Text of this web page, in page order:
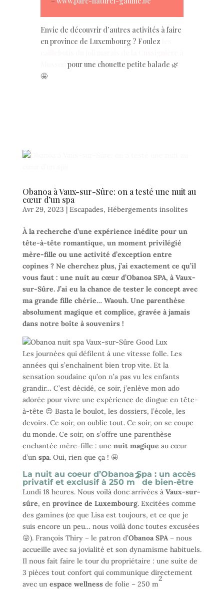
Envie de découvrir d’autres activités à faire
en province de Luxembourg ? Foulez
pour une chouette petite balade 🌿
🤩
Obanoa à Vaux-sur-Sûre: on a testé une nuit au
cœur d’un spa
Avr 29, 2023 | Escapades, Hébergements insolites
À la recherche d’une expérience inédite pour un
tête-à-tête romantique, un moment privilégié
mère-fille ou une activité d’exception entre
copines ? Ne cherchez plus, j’ai exactement ce qu’il
vous faut : une nuit au cœur d’Obanoa SPA, à Vaux-
sur-Sûre. J’ai eu la chance de tester le concept avec
ma grande fille chérie… Waouh. Une parenthèse
absolument magique et complice, gravée à jamais
dans notre boîte à souvenirs !
Les journées qui défilent à une vitesse folle. Les
années qui s’enchaînent bien trop vite. Et la
sensation soudaine qu’on n’a pas vu les enfants
grandir… C’est décidé, ce soir, j’enlève mon ado
adorée pour vivre une expérience de dingue en tête-
à-tête 😍 Basta le boulot, les dossiers, l’école, les
devoirs. Ce soir, on oublie tout. Ce soir, on se coupe
du monde. Ce soir, on s’offre une parenthèse
enchantée mère-fille : une nuit magique au cœur
d’un spa. Oui, rien que ça ! 🤩
La nuit au coeur d’Obanoa Spa : un accès
privatif et exclusif à 250 m
2
de bien-être
Lundi 18 heures. Nous voilà donc arrivées à Vaux-sur-
sûre, en province de Luxembourg. Excitées comme
des gamines (ce que Lisa est toujours, et ce que je
suis encore un peu… nous voilà donc toutes excusées
😜). François Thiry – le patron d’Obanoa SPA– nous
accueille avec sa jovialité et son dynamisme habituels.
Il nous fait faire le tour du propriétaire : une suite de
3 pièces tout confort qui communique directement
avec un espace wellnessde folie – 250 m
2